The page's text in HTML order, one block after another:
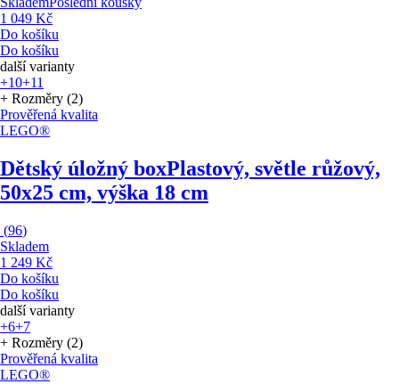
1 049 Kč
Do košíku
Do košíku
další varianty
+10+11
+ Rozměry (2)
Prověřená kvalita
LEGO®
Dětský úložný boxPlastový, světle růžový,
50x25 cm, výška 18 cm
(96)
Skladem
1 249 Kč
Do košíku
Do košíku
další varianty
+6+7
+ Rozměry (2)
Prověřená kvalita
LEGO®